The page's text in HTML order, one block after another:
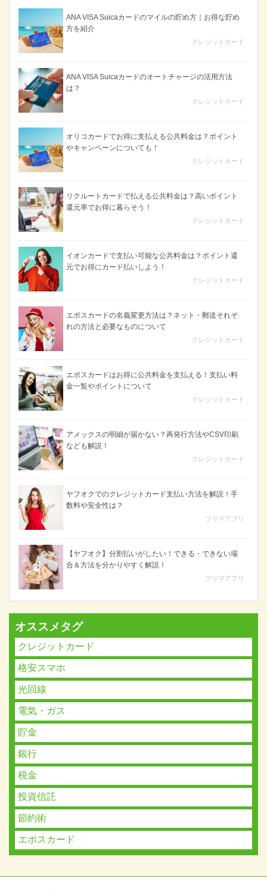
ANA VISA Suicaカードのマイルの貯め方｜お得な貯め
方を紹介
クレジットカード
ANA VISA Suicaカードのオートチャージの活用方法
は？
クレジットカード
オリコカードでお得に支払える公共料金は？ポイント
やキャンペーンについても！
クレジットカード
リクルートカードで払える公共料金は？高いポイント
還元率でお得に暮らそう！
クレジットカード
イオンカードで支払い可能な公共料金は？ポイント還
元でお得にカード払いしよう！
クレジットカード
エポスカードの名義変更方法は？ネット・郵送それぞ
れの方法と必要なものについて
クレジットカード
エポスカードはお得に公共料金を支払える！支払い料
金一覧やポイントについて
クレジットカード
アメックスの明細が届かない？再発行方法やCSV印刷
なども解説！
クレジットカード
ヤフオクでのクレジットカード支払い方法を解説！手
数料や安全性は？
フリマアプリ
【ヤフオク】分割払いがしたい！できる・できない場
合＆方法を分かりやすく解説！
フリマアプリ
オススメタグ
クレジットカード
格安スマホ
光回線
電気・ガス
貯金
銀行
税金
投資信託
節約術
エポスカード